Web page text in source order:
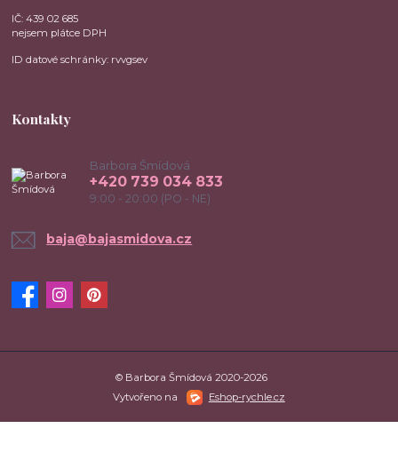
IČ: 439 02 685
nejsem plátce DPH
ID datové schránky: rvvgsev
Kontakty
Barbora Šmídová
+420 739 034 833
9:00 - 20:00 (PO - NE)
baja@bajasmidova.cz
© Barbora Šmídová 2020-2026
Vytvořeno na
Eshop-rychle.cz